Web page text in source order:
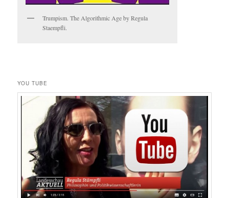
Trumpism. The Algorithmic Age by Regula
Staempfli.
YOU TUBE